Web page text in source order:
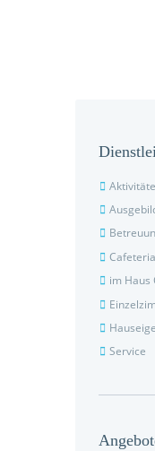
Cafeteria
im Haus
Service